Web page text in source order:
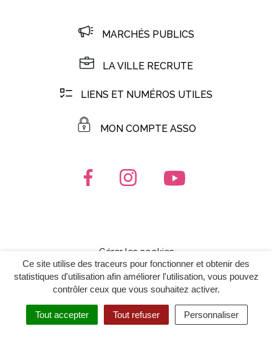
Ce site utilise des traceurs pour fonctionner et obtenir des
statistiques d'utilisation afin améliorer l'utilisation, vous pouvez
contrôler ceux que vous souhaitez activer.
Tout accepter Tout refuser Personnaliser
MARCHÉS PUBLICS
LA VILLE RECRUTE
LIENS ET NUMÉROS UTILES
MON COMPTE ASSO
Lien vers le compte Facebook
Lien vers le compte
Lien vers la chaîne
Gérer les cookies
Mentions Légales
Politique de confidentialité
Accessibilité